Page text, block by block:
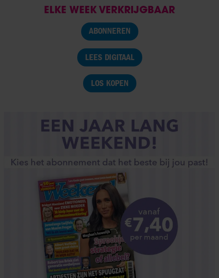
ELKE WEEK VERKRIJGBAAR
ABONNEREN
LEES DIGITAAL
LOS KOPEN